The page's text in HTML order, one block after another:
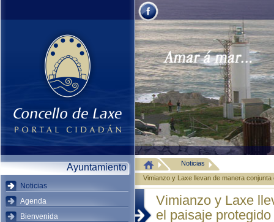
Ayuntamiento
Noticias
Agenda
Bienvenida
Noticias
Vimianzo y Laxe llevan de manera
Vimianzo y Laxe
el paisaje